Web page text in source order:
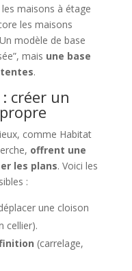
les maisons à étage
les maisons
modèle de base
mais une base
.
créer un
comme Habitat
offrent une
les plans. Voici les
:
une cloison
cellier).
(carrelage,